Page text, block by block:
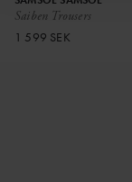
Saiben Trousers
1 599 SEK